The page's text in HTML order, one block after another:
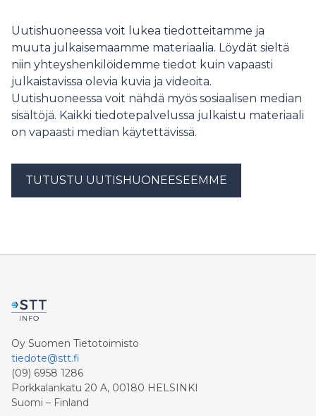
Uutishuoneessa voit lukea tiedotteitamme ja
muuta julkaisemaamme materiaalia. Löydät sieltä
niin yhteyshenkilöidemme tiedot kuin vapaasti
julkaistavissa olevia kuvia ja videoita.
Uutishuoneessa voit nähdä myös sosiaalisen median
sisältöjä. Kaikki tiedotepalvelussa julkaistu materiaali
on vapaasti median käytettävissä.
TUTUSTU UUTISHUONEESEEMME
Oy Suomen Tietotoimisto
tiedote@stt.fi
(09) 6958 1286
Porkkalankatu 20 A, 00180 HELSINKI
Suomi – Finland